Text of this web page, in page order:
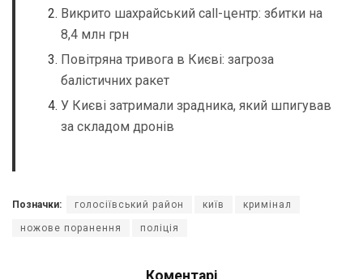
Викрито шахрайський call-центр: збитки на
8,4 млн грн
Повітряна тривога в Києві: загроза
балістичних ракет
У Києві затримали зрадника, який шпигував
за складом дронів
Позначки: голосіївський район київ кримінал
ножове поранення поліція